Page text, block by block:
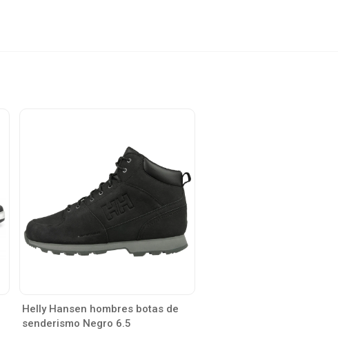
Helly Hansen hombres botas de
senderismo Negro 6.5